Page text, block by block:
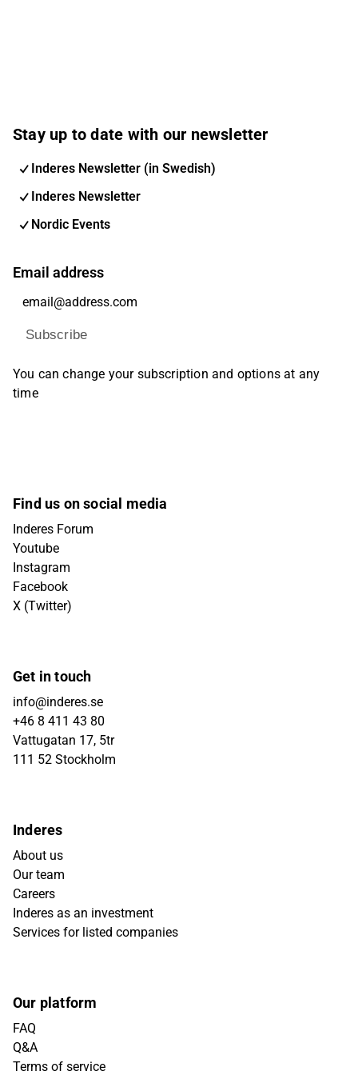
Stay up to date with our newsletter
Inderes Newsletter (in Swedish)
Inderes Newsletter
Nordic Events
Email address
Subscribe
You can change your subscription and options at any
time
Find us on social media
Inderes Forum
Youtube
Instagram
Facebook
X (Twitter)
Get in touch
info@inderes.se
+46 8 411 43 80
Vattugatan 17, 5tr
111 52 Stockholm
Inderes
About us
Our team
Careers
Inderes as an investment
Services for listed companies
Our platform
FAQ
Q&A
Terms of service